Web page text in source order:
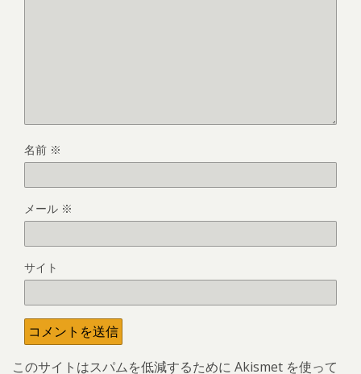
名前 ※
メール ※
サイト
このサイトはスパムを低減するために Akismet を使って